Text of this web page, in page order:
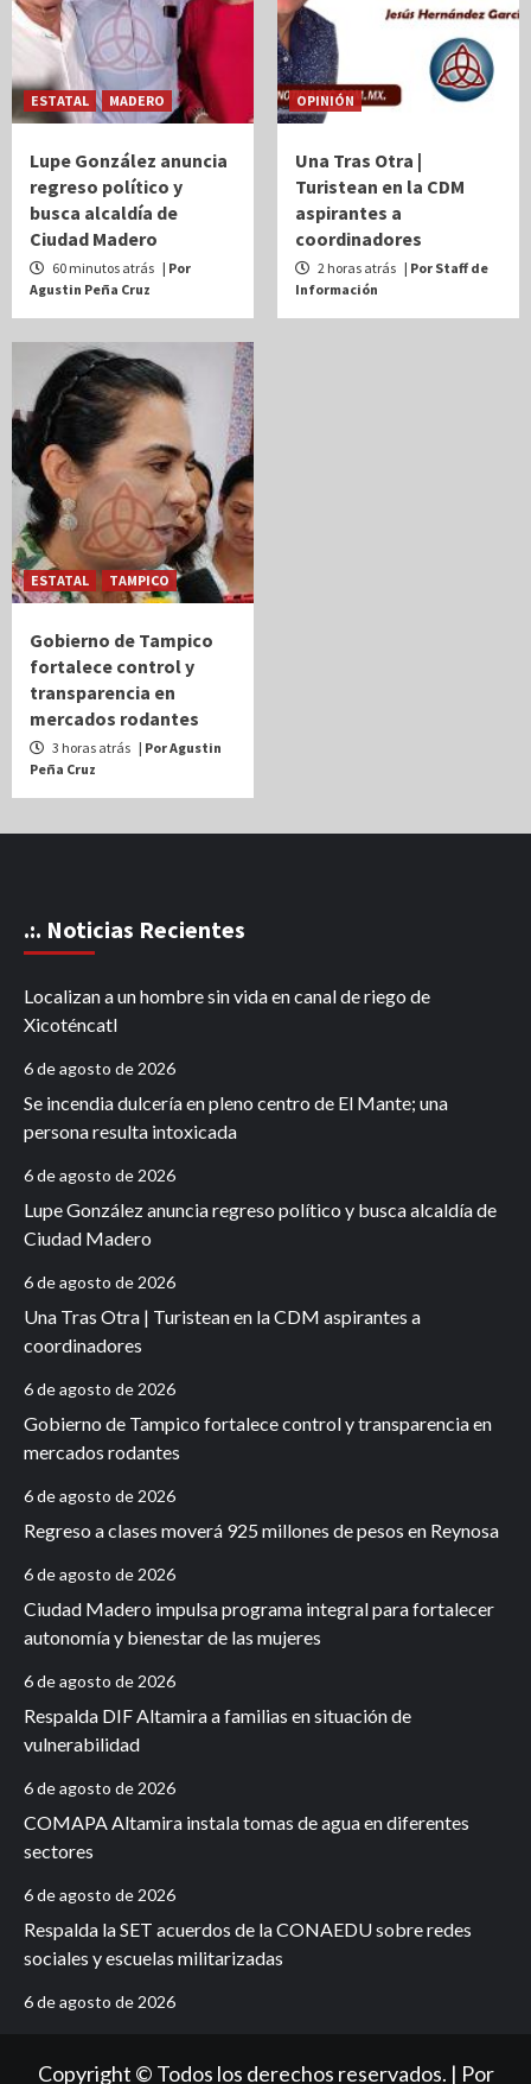
ESTATAL MADERO
Lupe González anuncia
regreso político y
busca alcaldía de
Ciudad Madero
60 minutos atrás | Por
Agustin Peña Cruz
OPINIÓN
Una Tras Otra |
Turistean en la CDM
aspirantes a
coordinadores
2 horas atrás | Por Staff de
Información
ESTATAL TAMPICO
Gobierno de Tampico
fortalece control y
transparencia en
mercados rodantes
3 horas atrás | Por Agustin
Peña Cruz
.:. Noticias Recientes
Localizan a un hombre sin vida en canal de riego de
Xicoténcatl
6 de agosto de 2026
Se incendia dulcería en pleno centro de El Mante; una
persona resulta intoxicada
6 de agosto de 2026
Lupe González anuncia regreso político y busca alcaldía de
Ciudad Madero
6 de agosto de 2026
Una Tras Otra | Turistean en la CDM aspirantes a
coordinadores
6 de agosto de 2026
Gobierno de Tampico fortalece control y transparencia en
mercados rodantes
6 de agosto de 2026
Regreso a clases moverá 925 millones de pesos en Reynosa
6 de agosto de 2026
Ciudad Madero impulsa programa integral para fortalecer
autonomía y bienestar de las mujeres
6 de agosto de 2026
Respalda DIF Altamira a familias en situación de
vulnerabilidad
6 de agosto de 2026
COMAPA Altamira instala tomas de agua en diferentes
sectores
6 de agosto de 2026
Respalda la SET acuerdos de la CONAEDU sobre redes
sociales y escuelas militarizadas
6 de agosto de 2026
Copyright © Todos los derechos reservados. | Por